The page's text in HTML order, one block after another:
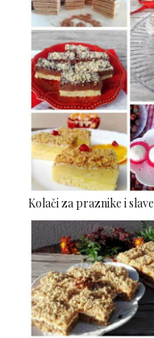
Kolači za praznike i slave